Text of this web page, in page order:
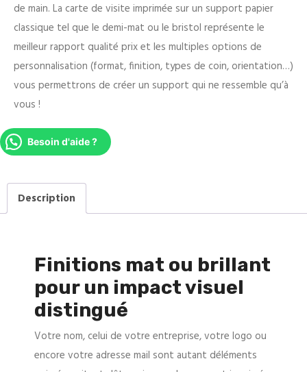
de main. La carte de visite imprimée sur un support papier
classique tel que le demi-mat ou le bristol représente le
meilleur rapport qualité prix et les multiples options de
personnalisation (format, finition, types de coin, orientation…)
vous permettrons de créer un support qui ne ressemble qu’à
vous !
Besoin d'aide ?
Description
Finitions mat ou brillant
pour un impact visuel
distingué
Votre nom, celui de votre entreprise, votre logo ou
encore votre adresse mail sont autant déléments